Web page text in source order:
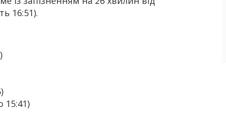
16:51).
15:41)